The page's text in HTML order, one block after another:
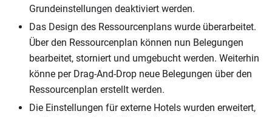
Grundeinstellungen deaktiviert werden.
Das Design des Ressourcenplans wurde überarbeitet.
Über den Ressourcenplan können nun Belegungen
bearbeitet, storniert und umgebucht werden. Weiterhin
könne per Drag-And-Drop neue Belegungen über den
Ressourcenplan erstellt werden.
Die Einstellungen für externe Hotels wurden erweitert,